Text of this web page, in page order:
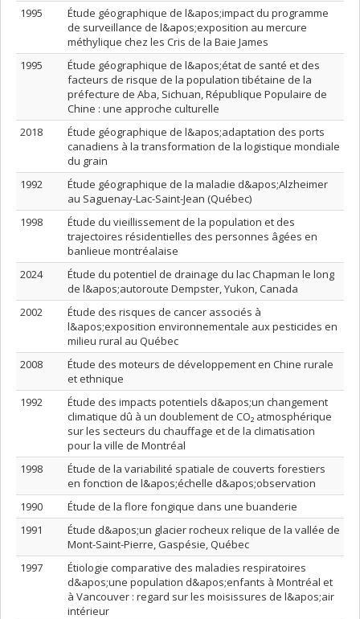
1995
Étude géographique de l&apos;impact du programme
de surveillance de l&apos;exposition au mercure
méthylique chez les Cris de la Baie James
1995
Étude géographique de l&apos;état de santé et des
facteurs de risque de la population tibétaine de la
préfecture de Aba, Sichuan, République Populaire de
Chine : une approche culturelle
2018
Étude géographique de l&apos;adaptation des ports
canadiens à la transformation de la logistique mondiale
du grain
1992
Étude géographique de la maladie d&apos;Alzheimer
au Saguenay-Lac-Saint-Jean (Québec)
1998
Étude du vieillissement de la population et des
trajectoires résidentielles des personnes âgées en
banlieue montréalaise
2024
Étude du potentiel de drainage du lac Chapman le long
de l&apos;autoroute Dempster, Yukon, Canada
2002
Étude des risques de cancer associés à
l&apos;exposition environnementale aux pesticides en
milieu rural au Québec
2008
Étude des moteurs de développement en Chine rurale
et ethnique
1992
Étude des impacts potentiels d&apos;un changement
climatique dû à un doublement de CO₂ atmosphérique
sur les secteurs du chauffage et de la climatisation
pour la ville de Montréal
1998
Étude de la variabilité spatiale de couverts forestiers
en fonction de l&apos;échelle d&apos;observation
1990
Étude de la flore fongique dans une buanderie
1991
Étude d&apos;un glacier rocheux relique de la vallée de
Mont-Saint-Pierre, Gaspésie, Québec
1997
Étiologie comparative des maladies respiratoires
d&apos;une population d&apos;enfants à Montréal et
à Vancouver : regard sur les moisissures de l&apos;air
intérieur